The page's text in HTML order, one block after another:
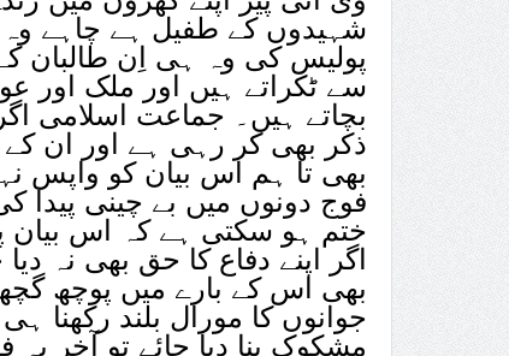
شہیدوں کے طفیل ہے چاہے
پولیس کی وہ ہی اِن طالبان
سے ٹکراتے ہیں اور ملک اور
بچاتے ہیں۔ جماعت اسلامی
ذکر بھی کر رہی ہے اور ان کے
بھی تا ہم اس بیان کو واپس
فوج دونوں میں بے چینی
ختم ہو سکتی ہے کہ اس بیان
اگر اپنے دفاع کا حق بھی نہ
بھی اس کے بارے میں پوچھ گچھ
جوانوں کا مورال بلند رکھنا
مشکوک بنا دیا جائے تو آخر